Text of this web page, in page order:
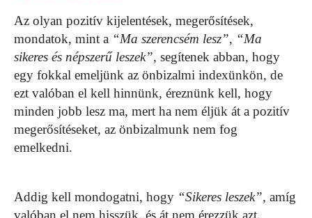
Az olyan pozitív kijelentések, megerősítések,
mondatok, mint a “Ma szerencsém lesz”, “Ma
sikeres és népszerű leszek”, segítenek abban, hogy
egy fokkal emeljünk az önbizalmi indexünkön, de
ezt valóban el kell hinnünk, éreznünk kell, hogy
minden jobb lesz ma, mert ha nem éljük át a pozitív
megerősítéseket, az önbizalmunk nem fog
emelkedni.
Addig kell mondogatni, hogy “Sikeres leszek”, amíg
valóban el nem hisszük, és át nem érezzük azt.